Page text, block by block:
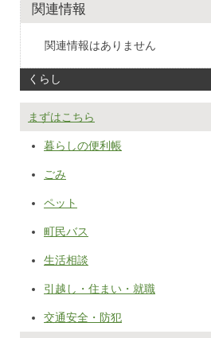
関連情報
関連情報はありません
くらし
まずはこちら
暮らしの便利帳
ごみ
ペット
町民バス
生活相談
引越し・住まい・就職
交通安全・防犯